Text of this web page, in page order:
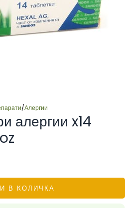
/Алергии
алергии x14
В КОЛИЧКА